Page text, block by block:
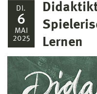
DI.
6
MAI
2025
Lernen